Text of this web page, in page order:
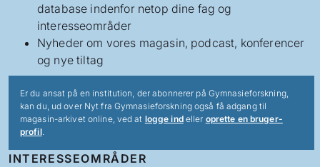
database indenfor netop dine fag og
interesseområder
Nyheder om vores magasin, podcast, konferencer
og nye tiltag
Er du ansat på en institution, der abonnerer på Gymnasieforskning,
kan du, ud over Nyt fra Gymnasieforskning også få adgang til
magasin-arkivet online, ved at logge indeller oprette en bruger-
profil.
INTERESSEOMRÅDER